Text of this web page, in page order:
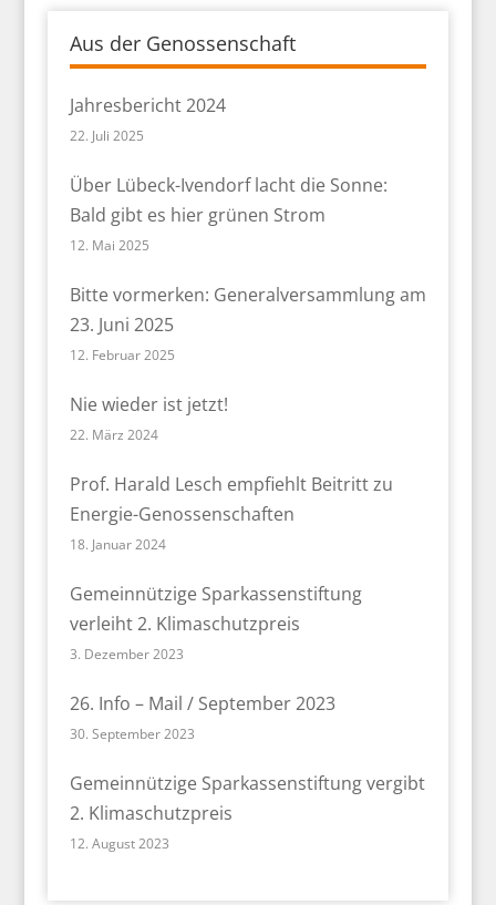
Aus der Genossenschaft
Jahresbericht 2024
22. Juli 2025
Über Lübeck-Ivendorf lacht die Sonne:
Bald gibt es hier grünen Strom
12. Mai 2025
Bitte vormerken: Generalversammlung am
23. Juni 2025
12. Februar 2025
Nie wieder ist jetzt!
22. März 2024
Prof. Harald Lesch empfiehlt Beitritt zu
Energie-Genossenschaften
18. Januar 2024
Gemeinnützige Sparkassenstiftung
verleiht 2. Klimaschutzpreis
3. Dezember 2023
26. Info – Mail / September 2023
30. September 2023
Gemeinnützige Sparkassenstiftung vergibt
2. Klimaschutzpreis
12. August 2023